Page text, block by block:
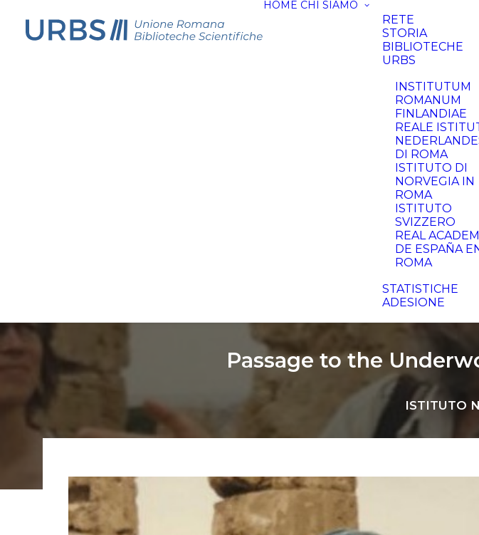
HOME CHI SIAMO
RETE
STORIA
BIBLIOTECHE
URBS
INSTITUTUM
ROMANUM
FINLANDIAE
REALE
DI ROMA
ISTITUTO DI
NORVEGIA IN
ROMA
ISTITUTO
SVIZZERO
REAL
DE ESPAÑA
ROMA
STATISTICHE
ADESIONE
Passage to the
ISTITUTO